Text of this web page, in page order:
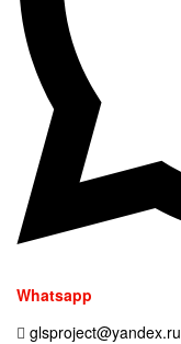
Whatsapp
glsproject@yandex.ru